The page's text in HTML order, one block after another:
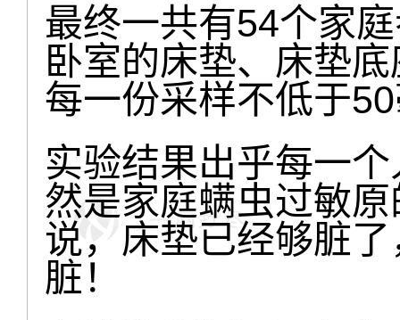
最终一共有54个家
卧室的床垫、床垫
每一份采样不低于
实验结果出乎每一
然是家庭螨虫过敏
说，床垫已经够脏
脏！